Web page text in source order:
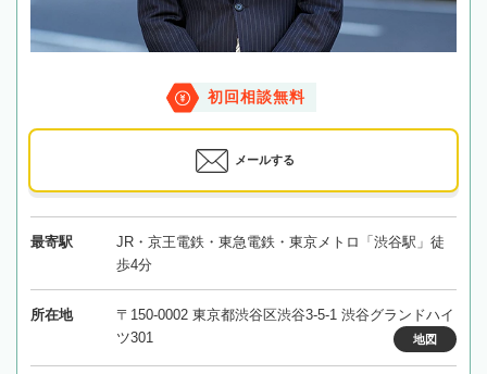
初回相談無料
メールする
最寄駅
JR・京王電鉄・東急電鉄・東京メトロ「渋谷駅」徒
歩4分
所在地
〒150-0002 東京都渋谷区渋谷3-5-1 渋谷グランドハイ
ツ301
地図